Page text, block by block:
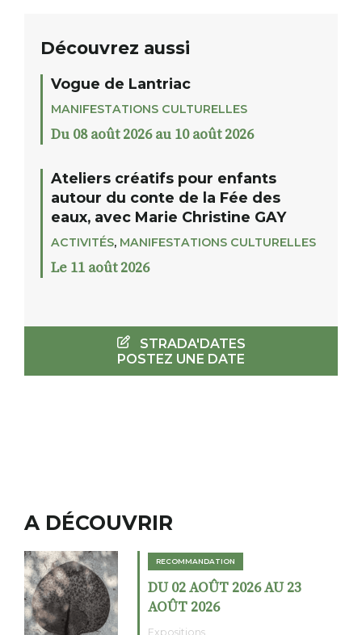
Découvrez aussi
Vogue de Lantriac
MANIFESTATIONS CULTURELLES
Du 08 août 2026 au 10 août 2026
Ateliers créatifs pour enfants
autour du conte de la Fée des
eaux, avec Marie Christine GAY
ACTIVITÉS, MANIFESTATIONS CULTURELLES
Le 11 août 2026
STRADA'DATES
POSTEZ UNE DATE
A DÉCOUVRIR
RECOMMANDATION
DU 02 AOÛT 2026 AU 23
AOÛT 2026
Expositions